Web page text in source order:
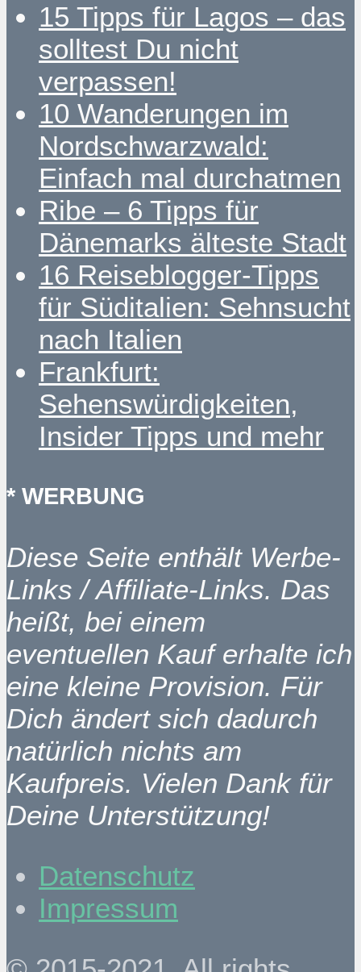
15 Tipps für Lagos – das
solltest Du nicht
verpassen!
10 Wanderungen im
Nordschwarzwald:
Einfach mal durchatmen
Ribe – 6 Tipps für
Dänemarks älteste Stadt
16 Reiseblogger-Tipps
für Süditalien: Sehnsucht
nach Italien
Frankfurt:
Sehenswürdigkeiten,
Insider Tipps und mehr
* WERBUNG
Diese Seite enthält Werbe-
Links / Affiliate-Links. Das
heißt, bei einem
eventuellen Kauf erhalte ich
eine kleine Provision. Für
Dich ändert sich dadurch
natürlich nichts am
Kaufpreis. Vielen Dank für
Deine Unterstützung!
Datenschutz
Impressum